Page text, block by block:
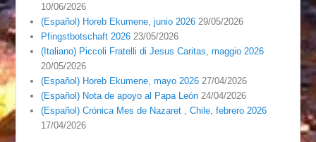
10/06/2026
(Español) Horeb Ekumene, junio 2026 29/05/2026
Pfingstbotschaft 2026 23/05/2026
(Italiano) Piccoli Fratelli di Jesus Caritas, maggio 2026
20/05/2026
(Español) Horeb Ekumene, mayo 2026 27/04/2026
(Español) Nota de apoyo al Papa León 24/04/2026
(Español) Crónica Mes de Nazaret , Chile, febrero 2026
17/04/2026